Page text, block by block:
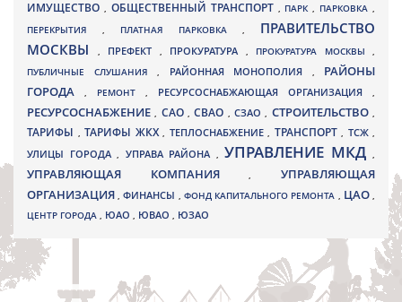
ИМУЩЕСТВО , ОБЩЕСТВЕННЫЙ ТРАНСПОРТ , ПАРК, ПАРКОВКА ,
ПЕРЕКРЫТИЯ , ПЛАТНАЯ ПАРКОВКА , ПРАВИТЕЛЬСТВО
МОСКВЫ
, ПРЕФЕКТ , ПРОКУРАТУРА , ПРОКУРАТУРА МОСКВЫ ,
ПУБЛИЧНЫЕ СЛУШАНИЯ , РАЙОННАЯ МОНОПОЛИЯ , РАЙОНЫ
ГОРОДА
, РЕМОНТ , РЕСУРСОСНАБЖАЮЩАЯ ОРГАНИЗАЦИЯ ,
РЕСУРСОСНАБЖЕНИЕ, САО,СВАО ,СЗАО, СТРОИТЕЛЬСТВО,
ТАРИФЫ , ТАРИФЫ ЖКХ , ТЕПЛОСНАБЖЕНИЕ , ТРАНСПОРТ , ТСЖ ,
УЛИЦЫ ГОРОДА , УПРАВА РАЙОНА , УПРАВЛЕНИЕ МКД ,
УПРАВЛЯЮЩАЯ КОМПАНИЯ,УПРАВЛЯЮЩАЯ
ОРГАНИЗАЦИЯ,ФИНАНСЫ , ФОНД КАПИТАЛЬНОГО РЕМОНТА , ЦАО,
ЦЕНТР ГОРОДА , ЮАО , ЮВАО , ЮЗАО